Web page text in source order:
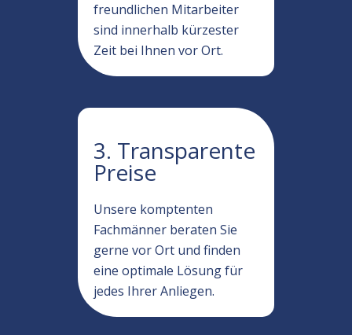
freundlichen Mitarbeiter
sind innerhalb kürzester
Zeit bei Ihnen vor Ort.
3. Transparente
Preise
Unsere komptenten
Fachmänner beraten Sie
gerne vor Ort und finden
eine optimale Lösung für
jedes Ihrer Anliegen.